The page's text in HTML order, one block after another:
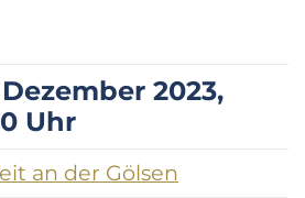
2023,
Uhr
an der Gölsen